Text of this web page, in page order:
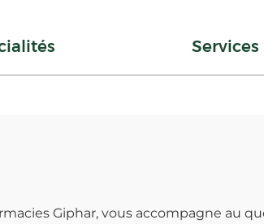
Services
Giphar, vous accompagne au